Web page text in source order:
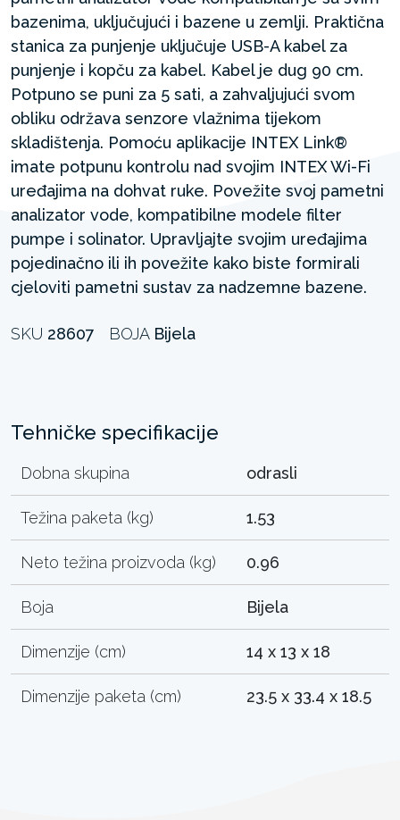
bazenima, uključujući i bazene u zemlji. Praktična
stanica za punjenje uključuje USB-A kabel za
punjenje i kopču za kabel. Kabel je dug 90 cm.
Potpuno se puni za 5 sati, a zahvaljujući svom
obliku održava senzore vlažnima tijekom
skladištenja. Pomoću aplikacije INTEX Link®
imate potpunu kontrolu nad svojim INTEX Wi-Fi
uređajima na dohvat ruke. Povežite svoj pametni
analizator vode, kompatibilne modele filter
pumpe i solinator. Upravljajte svojim uređajima
pojedinačno ili ih povežite kako biste formirali
cjeloviti pametni sustav za nadzemne bazene.
SKU 28607 BOJA Bijela
Tehničke specifikacije
Dobna skupina odrasli
Težina paketa (kg) 1.53
Neto težina proizvoda (kg) 0.96
Boja Bijela
Dimenzije (cm) 14 x 13 x 18
Dimenzije paketa (cm) 23.5 x 33.4 x 18.5